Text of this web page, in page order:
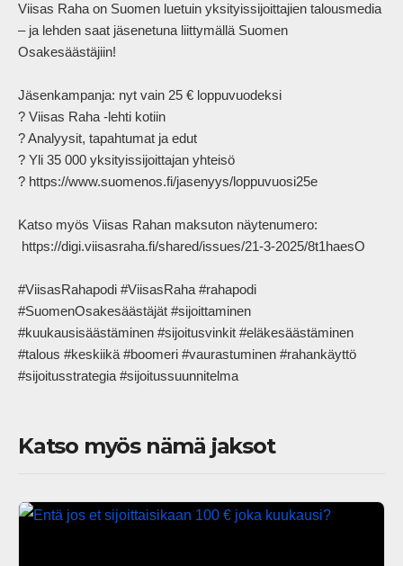
Viisas Raha on Suomen luetuin yksityissijoittajien talousmedia
– ja lehden saat jäsenetuna liittymällä Suomen
Osakesäästäjiin!
Jäsenkampanja: nyt vain 25 € loppuvuodeksi
? Viisas Raha -lehti kotiin
? Analyysit, tapahtumat ja edut
? Yli 35 000 yksityissijoittajan yhteisö
? https://www.suomenos.fi/jasenyys/loppuvuosi25e
Katso myös Viisas Rahan maksuton näytenumero:
#ViisasRahapodi #ViisasRaha #rahapodi
#SuomenOsakesäästäjät #sijoittaminen
#kuukausisäästäminen #sijoitusvinkit #eläkesäästäminen
#talous #keskiikä #boomeri #vaurastuminen #rahankäyttö
#sijoitusstrategia #sijoitussuunnitelma
Katso myös nämä jaksot